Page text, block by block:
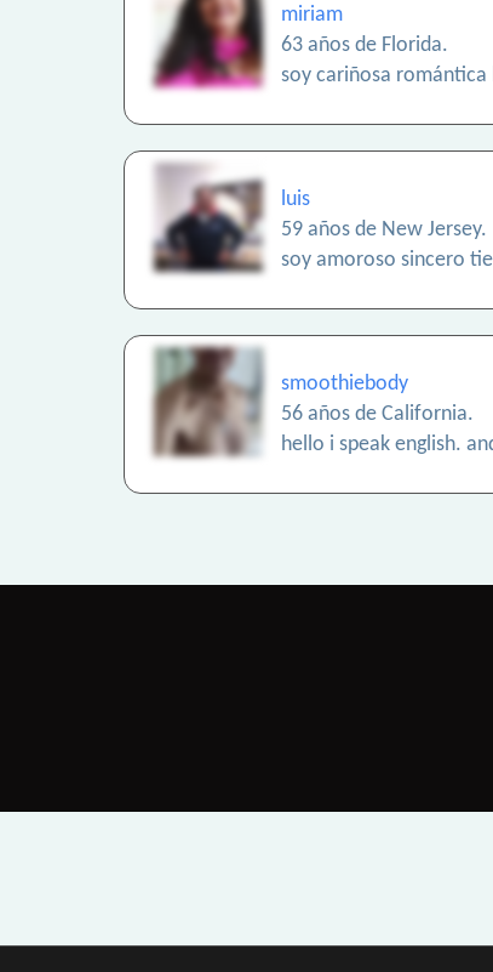
miriam
63 años de Florida.
soy cariñosa
luis
59 años de New Jersey.
soy amoroso sincero
smoothiebody
56 años de California.
hello i speak english.